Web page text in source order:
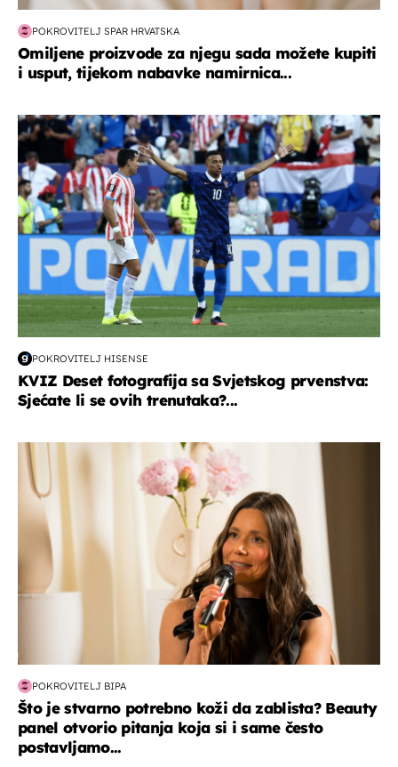
POKROVITELJ SPAR HRVATSKA
Omiljene proizvode za njegu sada možete kupiti
i usput, tijekom nabavke namirnica...
svjetsko prvenstvo 2026
POKROVITELJ HISENSE
KVIZ Deset fotografija sa Svjetskog prvenstva:
Sjećate li se ovih trenutaka?...
moda & ljepota
POKROVITELJ BIPA
Što je stvarno potrebno koži da zablista? Beauty
panel otvorio pitanja koja si i same često
postavljamo...